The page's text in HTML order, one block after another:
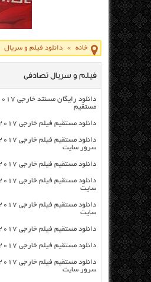
خانه » دانلود فیلم و سریال
فیلم و سریال تصادفی
مستقیم
دانلود مستقیم فیلم خارجی OK Jaanu 2017 از سرور سایت
سرور سایت
دانلود مستقیم فیلم خارجی Cross Wars 2017 از سرور سایت
سایت
سایت
دانلود مستقیم فیلم خارجی Zeroville 2017 از سرور سایت
دانلود مستقیم فیلم خارجی The Mummy 2017 از سرور سایت
سرور سایت